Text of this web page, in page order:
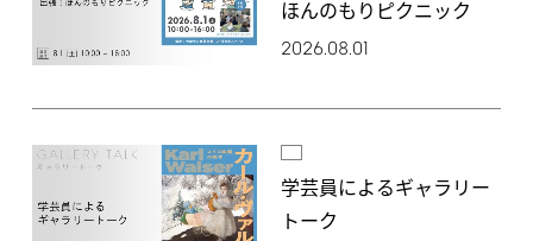
ほんのもりピクニック
2026.08.01
学芸員によるギャラリー
トーク